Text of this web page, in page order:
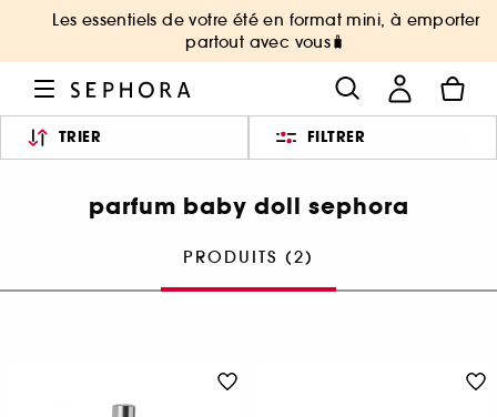
Les essentiels de votre été en format mini, à emporter
partout avec vous🧳
TRIER FILTRER
parfum baby doll sephora
PRODUITS (2)